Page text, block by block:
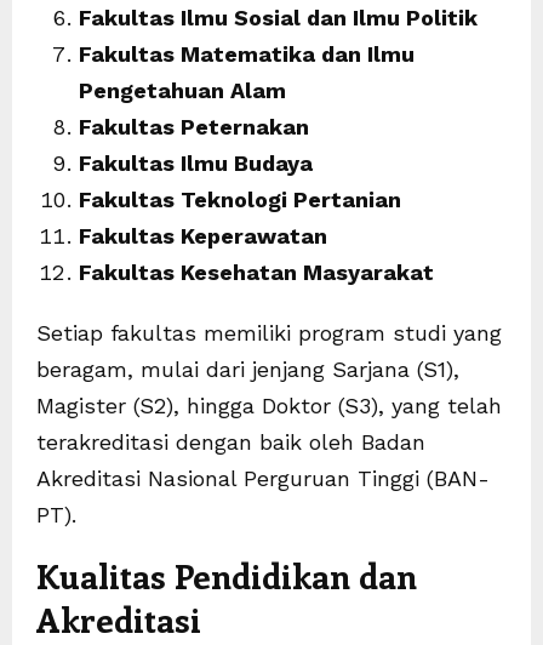
Fakultas Ilmu Sosial dan Ilmu Politik
Fakultas Matematika dan Ilmu
Pengetahuan Alam
Fakultas Peternakan
Fakultas Ilmu Budaya
Fakultas Teknologi Pertanian
Fakultas Keperawatan
Fakultas Kesehatan Masyarakat
Setiap fakultas memiliki program studi yang
beragam, mulai dari jenjang Sarjana (S1),
Magister (S2), hingga Doktor (S3), yang telah
terakreditasi dengan baik oleh Badan
Akreditasi Nasional Perguruan Tinggi (BAN-
PT).
Kualitas Pendidikan dan
Akreditasi